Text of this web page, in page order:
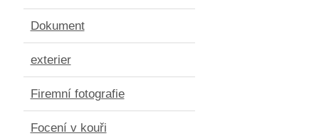
Dokument
exterier
Firemní fotografie
Focení v kouři